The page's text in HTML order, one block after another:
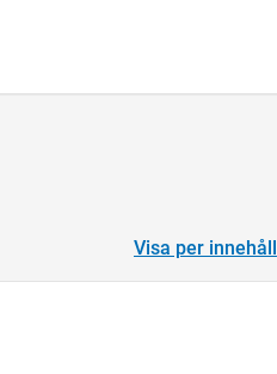
Visa per innehåll